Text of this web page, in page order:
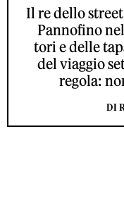
Il re dello
Pannofino
tori e delle
del viaggio
regola:
DI